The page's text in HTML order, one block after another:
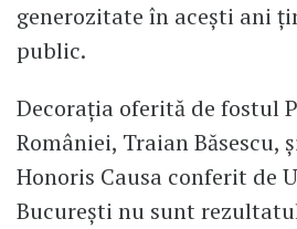
generozitate în acești ani
public.
Decorația oferită de fostul
României, Traian
Honoris Causa conferit de
București nu sunt